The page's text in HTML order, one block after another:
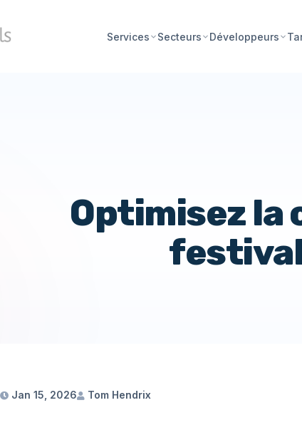
Services Secteurs Développeurs
Optimisez la
Jan 15, 2026 Tom Hendrix